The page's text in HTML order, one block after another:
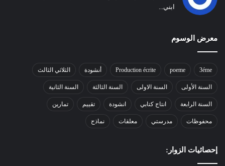
ابني...
معرض الوسوم
3éme
poeme
Production écrite أنشودة الثلاثي الثالث
السنة الأولى السنة الاولى السنة الثالثة السنة الثانية
السنة الرابعة انتاج كتابي انشودة تقييم تمارين
محفوظات مدرستي معلقات نماذج
إحصائيات الزوار: